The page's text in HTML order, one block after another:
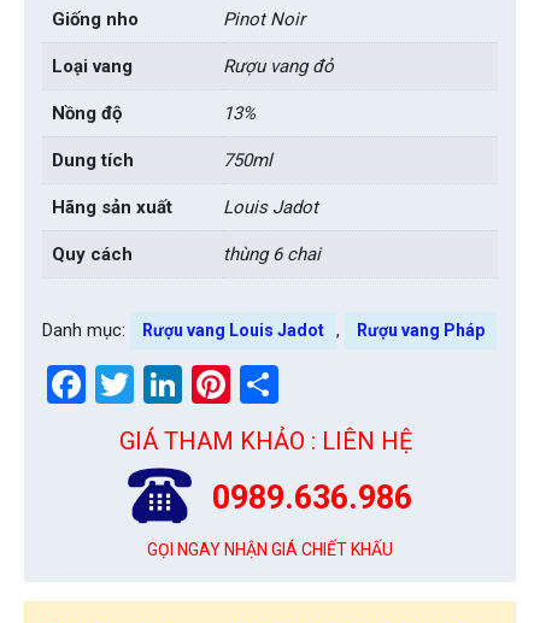
Giống nho Pinot Noir
Loại vang Rượu vang đỏ
Nồng độ 13%
Dung tích 750ml
Hãng sản xuất Louis Jadot
Quy cách thùng 6 chai
Danh mục: Rượu vang Louis Jadot , Rượu vang Pháp
Facebook
Twitter
LinkedIn
Pinterest
GIÁ THAM KHẢO : LIÊN HỆ
0989.636.986
GỌI NGAY NHẬN GIÁ CHIẾT KHẤU